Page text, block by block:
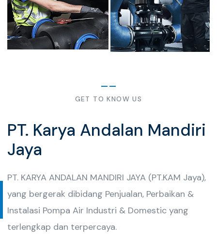
GET TO KNOW US
PT. Karya Andalan Mandiri
Jaya
PT. KARYA ANDALAN MANDIRI JAYA (PT.KAM Jaya),
yang bergerak dibidang Penjualan, Perbaikan &
Instalasi Pompa Air Industri & Domestic yang
terlengkap dan terpercaya.